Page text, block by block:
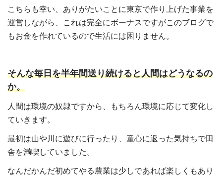
こちらも幸い、ありがたいことに東京で作り上げた事業を
運営しながら、これは完全にボーナスですがこのブログで
もお金を作れているので生活には困りません。
そんな毎日を半年間送り続けると人間はどうなるの
か。
人間は環境の奴隷ですから、もちろん環境に応じて変化し
ていきます。
最初は山や川に遊びに行ったり、童心に返った気持ちで田
舎を満喫していました。
なんだかんだ初めてやる農業は少しであれば楽しくもあり